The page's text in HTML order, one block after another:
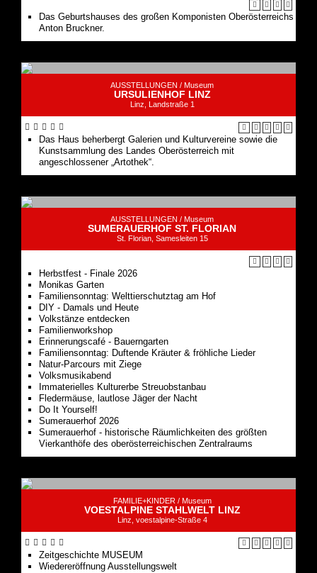
Das Geburtshauses des großen Komponisten Oberösterreichs
Anton Bruckner.
AUSSTELLUNGEN / Museum
URSULIENHOF LINZ
Linz, Landstraße 1
Das Haus beherbergt Galerien und Kulturvereine sowie die
Kunstsammlung des Landes Oberösterreich mit
angeschlossener „Artothek“.
AUSSTELLUNGEN / Museum
SUMERAUERHOF ST. FLORIAN
St. Florian, Samesleiten 15
Herbstfest - Finale 2026
Monikas Garten
Familiensonntag: Welt­tier­schutz­tag am Hof
DIY - Damals und Heute
Volkstänze entdecken
Familienworkshop
Erinnerungs­café - Bauerngarten
Familiensonntag: Duftende Kräuter & fröhliche Lieder
Natur-Parcours mit Ziege
Volksmusikabend
Immaterielles Kulturerbe Streuobstanbau
Fledermäuse, lautlose Jäger der Nacht
Do It Yourself!
Sumerauerhof 2026
Sumerauerhof - historische Räumlichkeiten des größten
Vierkanthöfe des oberösterreichischen Zentralraums
FAMILIE+KINDER / Museum
VOESTALPINE STAHLWELT LINZ
Linz, voestalpine-Straße 4
Zeitgeschichte MUSEUM
Wiedereröffnung Ausstellungswelt